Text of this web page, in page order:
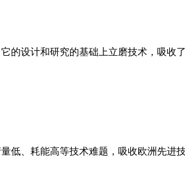
的设计和研究的基础上立磨技术，吸
低、耗能高等技术难题，吸收欧洲先